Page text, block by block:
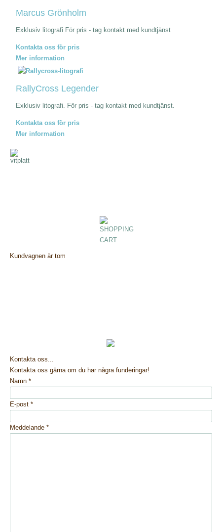
Marcus Grönholm
Exklusiv litografi För pris - tag kontakt med kundtjänst
Kontakta oss för pris
Mer information
RallyCross Legender
Exklusiv litografi. För pris - tag kontakt med kundtjänst.
Kontakta oss för pris
Mer information
Kundvagnen är tom
Kontakta oss...
Kontakta oss gärna om du har några funderingar!
Namn*
E-post*
Meddelande*